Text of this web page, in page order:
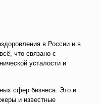
в России и в
что связано с
усталости и
сфер бизнеса. Это и
и известные